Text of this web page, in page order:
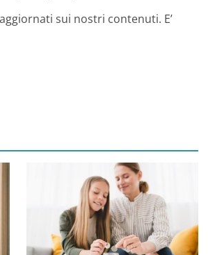
sui nostri contenuti. E’